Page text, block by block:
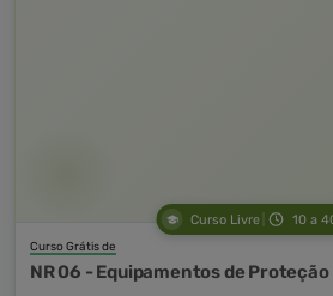
Curso Livre 10 a
Curso Grátis de
NR 06 - Equipamentos de Proteção